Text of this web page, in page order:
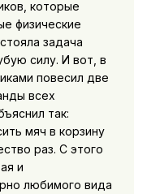
которые
физические
задача
силу. И вот, в
повесил две
всех
так:
мяч в корзину
раз. С этого
и
любимого вида